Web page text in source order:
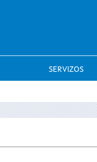
SERVIZOS